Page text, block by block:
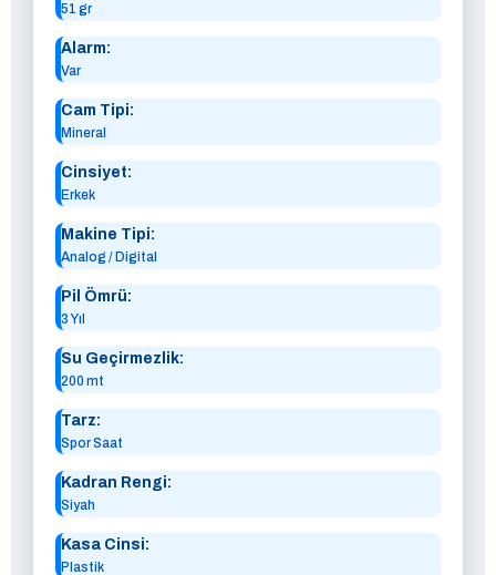
51 gr
Alarm:
Var
Cam Tipi:
Mineral
Cinsiyet:
Erkek
Makine Tipi:
Analog / Digital
Pil Ömrü:
3 Yıl
Su Geçirmezlik:
200 mt
Tarz:
Spor Saat
Kadran Rengi:
Siyah
Kasa Cinsi:
Plastik